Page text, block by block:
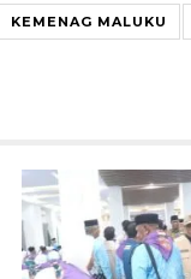
KEMENAG MALUKU
14:28